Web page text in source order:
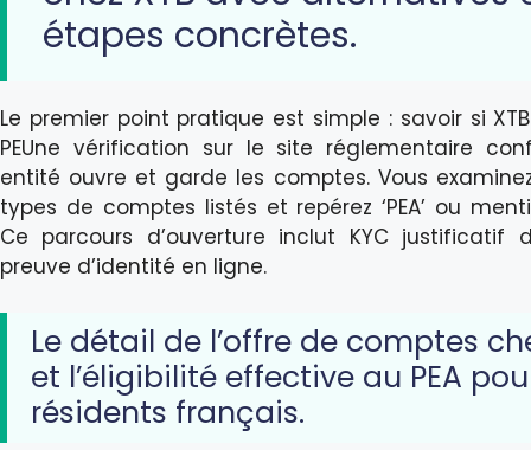
étapes concrètes.
Le premier point pratique est simple : savoir si
PEUne vérification sur le site réglementaire
entité ouvre et garde les comptes. Vous
types de comptes listés et repérez ‘PEA’ ou
Ce parcours d’ouverture inclut KYC justificatif
preuve d’identité en ligne.
Le détail de l’offre de comptes
et l’éligibilité effective au PEA
résidents français.